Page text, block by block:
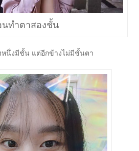
นทำตาสองชั้น
หนึ่งมีชั้น แต่อีกข้างไม่มีชั้นตา